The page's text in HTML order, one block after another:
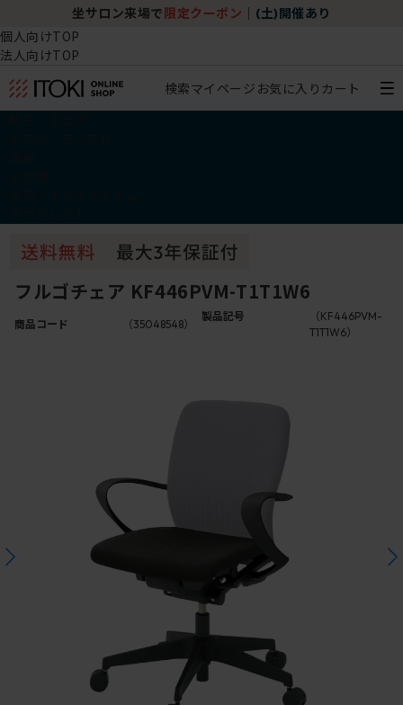
坐サロン来場で 限定クーポン (土)開催あり
個人向けTOP
法人向けTOP
検索マイページ お気に入り カート
フルゴチェア KF446PVM-T1T1W6
商品コード （35048548）
製品記号
（KF446PVM-
T1T1W6）